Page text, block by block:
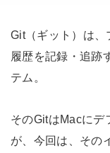
Git（ギット）は、
履歴を記録・追跡
テム。
そのGitはMacにデ
が、今回は、その